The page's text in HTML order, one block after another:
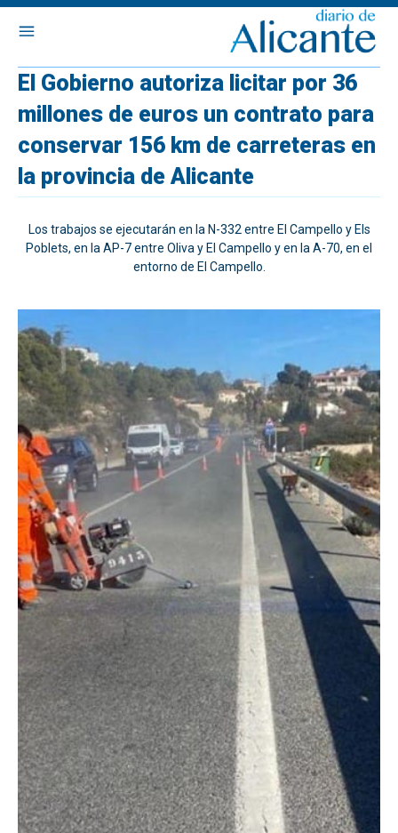
El Gobierno autoriza licitar por 36
millones de euros un contrato para
conservar 156 km de carreteras en
la provincia de Alicante
Los trabajos se ejecutarán en la N-332 entre El Campello y Els
Poblets, en la AP-7 entre Oliva y El Campello y en la A-70, en el
entorno de El Campello.